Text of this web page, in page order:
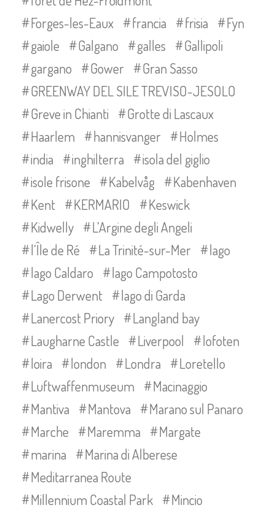
Forges-les-Eaux
francia frisia
Fyn
gaiole
Galgano galles
Gallipoli
gargano
Gower
Gran Sasso
GREENWAY DEL SILE TREVISO-JESOLO
Greve in Chianti
Grotte di Lascaux
Haarlem
hannisvanger
Holmes
india
inghilterra
isola del giglio
isole frisone
Kabelvåg
Kabenhaven
Kent
KERMARIO
Keswick
Kidwelly
L’Argine degli Angeli
l’Île de Ré
La Trinité-sur-Mer
lago
lago Caldaro
lago Campotosto
Lago Derwent
lago di Garda
Lanercost Priory
Langland bay
Laugharne Castle
Liverpool
lofoten
loira
london Londra
Loretello
Luftwaffenmuseum
Macinaggio
Mantiva
Mantova
Marano sul Panaro
Marche
Maremma
Margate
marina
Marina di Alberese
Meditarranea Route
Millennium Coastal Park
Mincio